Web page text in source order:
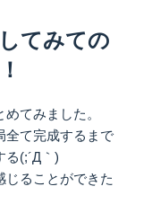
てみての
てみました。
全て完成するまで
る(;´Д｀)
じることができた